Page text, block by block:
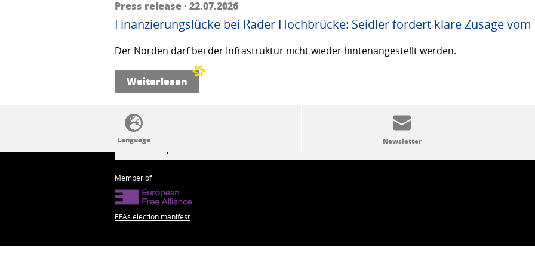
Press release · 22.07.2026
Finanzierungslücke bei Rader Hochbrücke: Seidler fordert klare Zusage
Der Norden darf bei der Infrastruktur nicht wieder hintenangestellt werden.
Weiterlesen
SSW politics from A to Z
Member of
EFAs election manifest